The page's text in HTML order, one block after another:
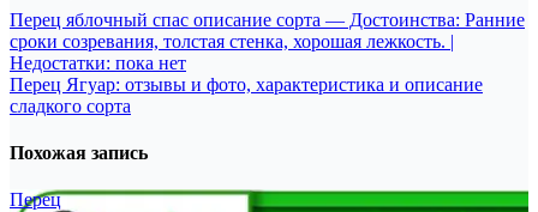
Навигация
по
записям
Перец яблочный спас описание сорта — Достоинства: Ранние
сроки созревания, толстая стенка, хорошая лежкость. |
Недостатки: пока нет
Перец Ягуар: отзывы и фото, характеристика и описание
сладкого сорта
Похожая запись
Перец